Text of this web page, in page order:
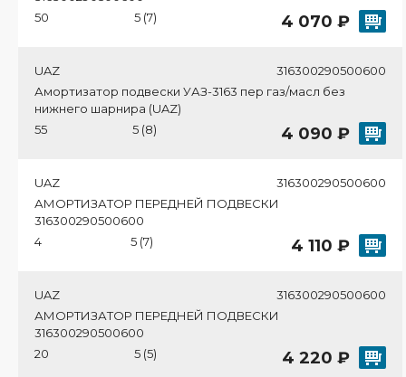
50
5 (7) 4 070 ₽
UAZ
316300290500600
Амортизатор подвески УАЗ-3163 пер газ/масл без
нижнего шарнира (UAZ)
55
5 (8) 4 090 ₽
UAZ
316300290500600
АМОРТИЗАТОР ПЕРЕДНЕЙ ПОДВЕСКИ
316300290500600
4
5 (7) 4 110 ₽
UAZ
316300290500600
АМОРТИЗАТОР ПЕРЕДНЕЙ ПОДВЕСКИ
316300290500600
20
5 (5) 4 220 ₽